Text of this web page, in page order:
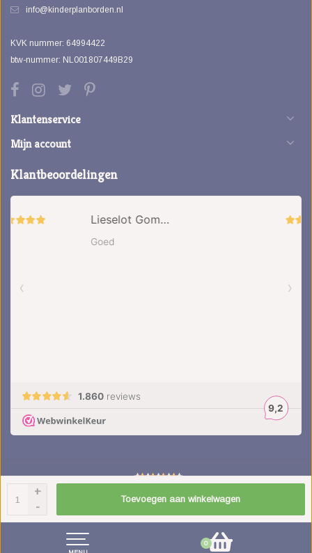
0
+
-
Toevoegen aan winkelwagen
info@kinderplanborden.nl
KVK nummer: 64994422
btw-nummer: NL001807449B29
Klantenservice
Mijn account
Klantbeoordelingen
5sterren op basis van 1851 beoordelingen. Lees 1851 beoordelingen
© Copyright 2026 kinderplanborden.nl Frontlabel